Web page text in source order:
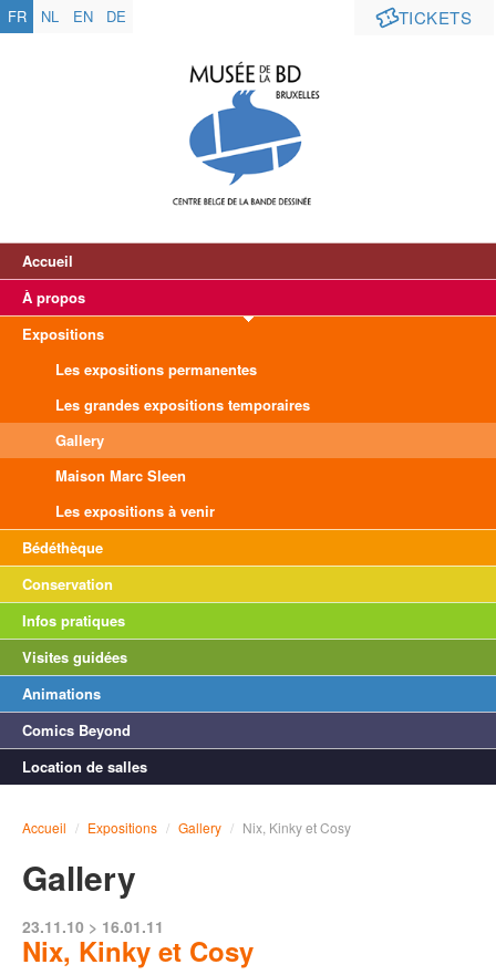
TICKETS
FR NL EN DE
Accueil
À propos
Expositions
Les expositions permanentes
Les grandes expositions temporaires
Gallery
Maison Marc Sleen
Les expositions à venir
Bédéthèque
Conservation
Infos pratiques
Visites guidées
Animations
Comics Beyond
Location de salles
Accueil / Expositions / Gallery / Nix, Kinky et Cosy
Gallery
23.11.10 > 16.01.11
Nix, Kinky et Cosy